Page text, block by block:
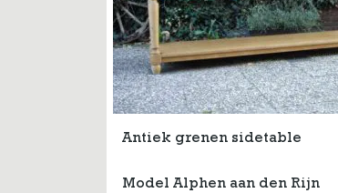
Antiek grenen sidetable
Model Alphen aan den Rijn